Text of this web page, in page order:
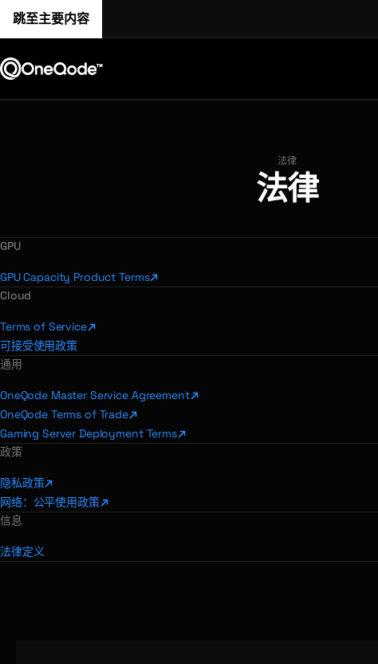
跳至主要内容
法律
法律
GPU
GPU Capacity Product Terms
Cloud
Terms of Service
可接受使用政策
通用
OneQode Master Service Agreement
OneQode Terms of Trade
Gaming Server Deployment Terms
政策
隐私政策
网络：公平使用政策
信息
法律定义